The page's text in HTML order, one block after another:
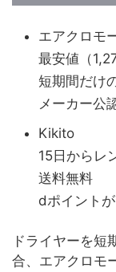
エアクロモ
最安値（
短期間だけ
メーカー公
Kikito
15日からレ
送料無料
dポイント
ドライヤーを短
合、エアクロモ